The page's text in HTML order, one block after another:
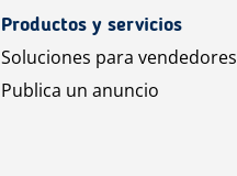
Productos y servicios
Soluciones para vendedores
Publica un anuncio